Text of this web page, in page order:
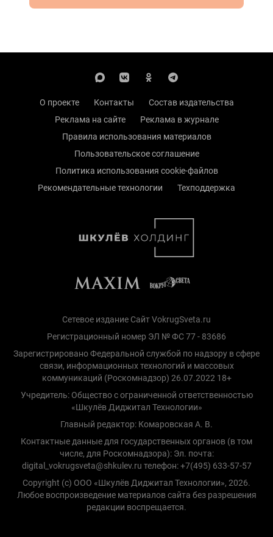
О проекте Контакты
Состав издательства
Реклама на сайте
Реклама в журнале
Правила использования материалов
Пользовательское соглашение
Политика использования cookie-файлов
Рекомендательные технологии
Техподдержка
Сетевое издание Сайт VokrugSveta.ru
Регистрационный номер ЭЛ № ФС 77 - 83686
Зарегистрировано Федеральной службой по надзору в сфере
связи, информационных технологий и массовых
коммуникаций (Роскомнадзор) 26.07.2022 18+
Учредитель: Общество с ограниченной ответственностью
«Шкулёв Диджитал Технологии»
Главный редактор: Комаровская А. В.
Контактные данные для государственных органов (в том
числе, для Роскомнадзора): Эл. почта:
digital_vokrugsveta@shkulev.ru телефон: +7(495) 633-57-57
Copyright (с) ООО «Шкулёв Диджитал Технологии», 2026.
Любое воспроизведение материалов сайта без разрешения
редакции воспрещается.